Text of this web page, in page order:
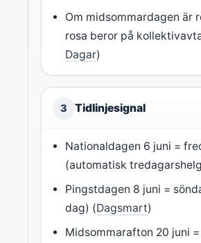
Om midsommardagen är
rosa beror på
Dagar)
3 Tidlinjesignal
Nationaldagen 6 juni =
(automatisk
Pingstdagen 8 juni =
dag) (Dagsmart)
Midsommarafton 20 juni